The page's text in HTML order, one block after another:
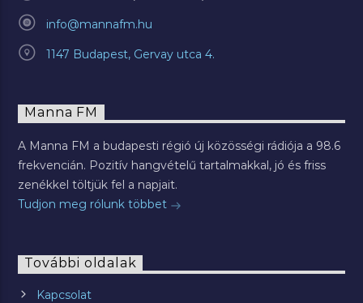
info@mannafm.hu
1147 Budapest, Gervay utca 4.
Manna FM
A Manna FM a budapesti régió új közösségi rádiója a 98.6
frekvencián. Pozitív hangvételű tartalmakkal, jó és friss
zenékkel töltjük fel a napjait.
Tudjon meg rólunk többet
További oldalak
Kapcsolat